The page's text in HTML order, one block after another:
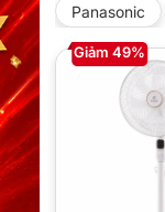
Panasonic
Giảm 49%